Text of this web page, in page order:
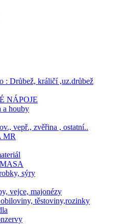
: Drůbež, králičí ,uz.drůbež
NÁPOJE
a houby
vepř., zvěřina , ostatní..
MR
sýry
vejce, majonézy
těstoviny,rozinky